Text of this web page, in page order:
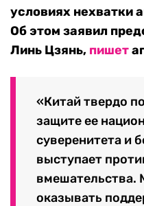
условиях нехватки
Об этом заявил
Линь Цзянь, пишет
«Китай твердо
защите ее
суверенитета и
выступает
вмешательства.
оказывать